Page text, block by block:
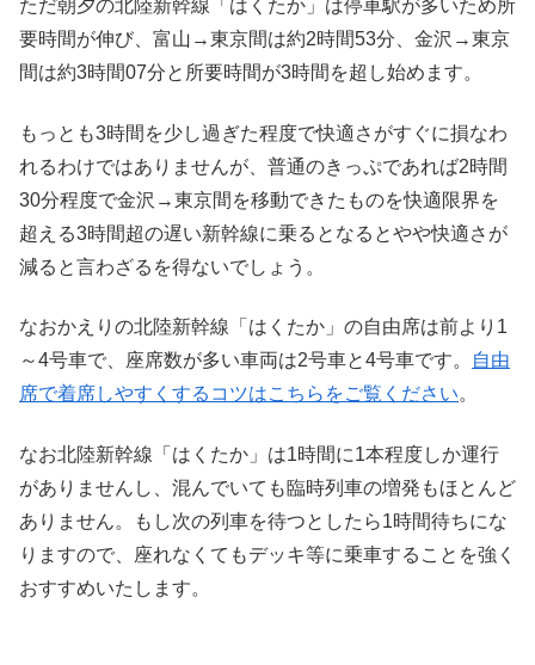
ただ朝夕の北陸新幹線「はくたか」は停車駅が多いため所
要時間が伸び、富山→東京間は約2時間53分、金沢→東京
間は約3時間07分と所要時間が3時間を超し始めます。
もっとも3時間を少し過ぎた程度で快適さがすぐに損なわ
れるわけではありませんが、普通のきっぷであれば2時間
30分程度で金沢→東京間を移動できたものを快適限界を
超える3時間超の遅い新幹線に乗るとなるとやや快適さが
減ると言わざるを得ないでしょう。
なおかえりの北陸新幹線「はくたか」の自由席は前より1
～4号車で、座席数が多い車両は2号車と4号車です。
自由
席で着席しやすくするコツはこちらをご覧ください。
なお北陸新幹線「はくたか」は1時間に1本程度しか運行
がありませんし、混んでいても臨時列車の増発もほとんど
ありません。もし次の列車を待つとしたら1時間待ちにな
りますので、座れなくてもデッキ等に乗車することを強く
おすすめいたします。